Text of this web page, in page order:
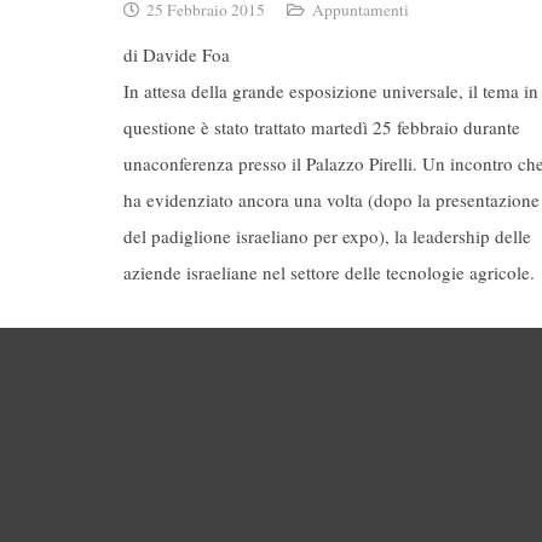
25 Febbraio 2015 Appuntamenti
di Davide Foa
In attesa della grande esposizione universale, il tema in
questione è stato trattato martedì 25 febbraio durante
unaconferenza presso il Palazzo Pirelli. Un incontro
ha evidenziato ancora una volta (dopo la presentazione
del padiglione israeliano per expo), la leadership delle
aziende israeliane nel settore delle tecnologie agricole.